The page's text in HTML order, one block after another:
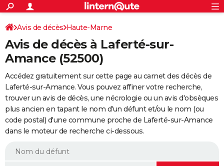
ACTUALITÉS
Politique
Société
Faits Divers
Education
Monde
Villes
+
SPORT
Coupe du monde 2026
Football
Tennis
Cyclisme
Rugby
Forum
FINANCE
Retraite
Impôts
Epargne
Immobilier
Risques naturels par ville
Banque
Assurance
Crédit
Essais
Réserver un essai
Citadines
Berlines
SUV
Forum auto
+
HIGH-TECH
Mobiles
Meilleur smartphone
Internet
Ordinateurs
Jeux vidéo
Guide high-tech
+
BRICOLAGE
Forum
Aménagement intérieur
Extérieur
Cuisine
Salle de bains
Jardinage
Rangement
WEEK-END
S'inscrire
Connexion
Avis de décès Haute-Marne
Avis de décès à Laferté-sur-
Amance (52500)
Accédez gratuitement sur cette page au carnet des décès de
Laferté-sur-Amance. Vous pouvez affiner votre recherche,
trouver un avis de décès, une nécrologie ou un avis d'obsèques
plus ancien en tapant le nom d'un défunt et/ou le nom (ou
code postal) d'une commune proche de Laferté-sur-Amance
dans le moteur de recherche ci-dessous.